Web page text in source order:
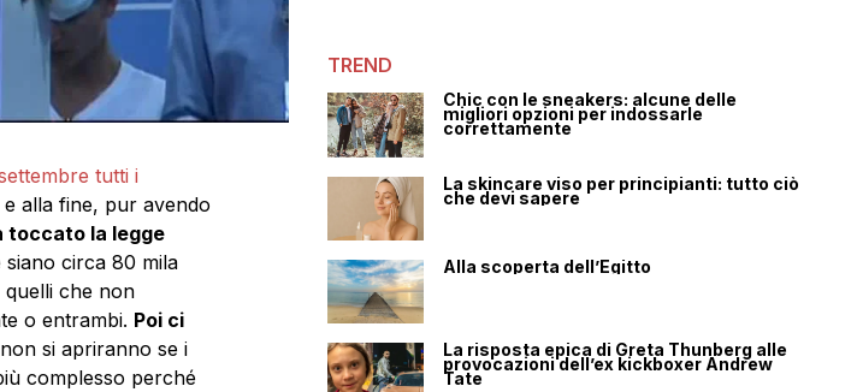
tutti i
alla fine, pur avendo
toccato la legge
circa 80 mila
quelli che non
o entrambi. Poi ci
si apriranno se i
complesso perché
TREND
Chic con le sneakers: alcune delle
migliori opzioni per indossarle
correttamente
La skincare viso per principianti: tutto ciò
che devi sapere
Alla scoperta dell’Egitto
La risposta epica di Greta Thunberg alle
provocazioni dell’ex kickboxer Andrew
Tate